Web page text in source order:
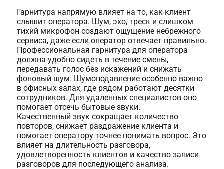
Гарнитура напрямую влияет на то, как клиент
слышит оператора. Шум, эхо, треск и слишком
тихий микрофон создают ощущение небрежного
сервиса, даже если оператор отвечает правильно.
Профессиональная гарнитура для оператора
должна удобно сидеть в течение смены,
передавать голос без искажений и снижать
фоновый шум. Шумоподавление особенно важно
в офисных залах, где рядом работают десятки
сотрудников. Для удаленных специалистов оно
помогает отсечь бытовые звуки.
Качественный звук сокращает количество
повторов, снижает раздражение клиента и
помогает оператору точнее понимать вопрос. Это
влияет на длительность разговора,
удовлетворенность клиентов и качество записи
разговоров для последующего анализа.